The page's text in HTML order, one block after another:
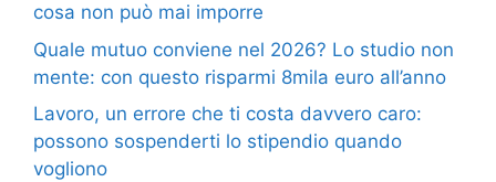
cosa non può mai imporre
Quale mutuo conviene nel 2026? Lo studio non
mente: con questo risparmi 8mila euro all’anno
Lavoro, un errore che ti costa davvero caro:
possono sospenderti lo stipendio quando
vogliono